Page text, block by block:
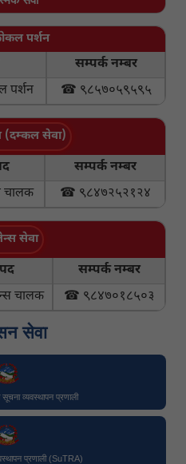
पर्शन
सम्पर्क नम्बर
पर्शन ☎ ९८५७०५९५९५
(दम्कल सेवा)
सम्पर्क नम्बर
चालक ☎ ९८४७२५२१२४
सेवा
पद
सम्पर्क नम्बर
चालक ☎ ९८४७०१८५०३
सेवा
व्यवस्थापन प्रणाली
प्रणाली (SuTRA)